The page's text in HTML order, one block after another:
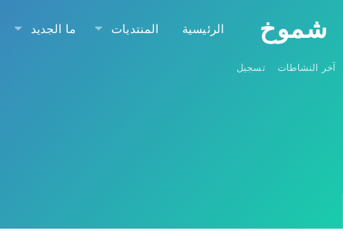
شموخ الرئيسية المنتديات ما الجديد
آخر النشاطات تسجيل